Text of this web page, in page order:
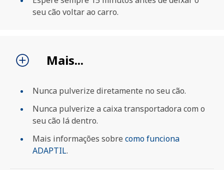
seu cão voltar ao carro.
Mais...
Nunca pulverize diretamente no seu cão.
Nunca pulverize a caixa transportadora com o
seu cão lá dentro.
Mais informações sobre como funciona
ADAPTIL.